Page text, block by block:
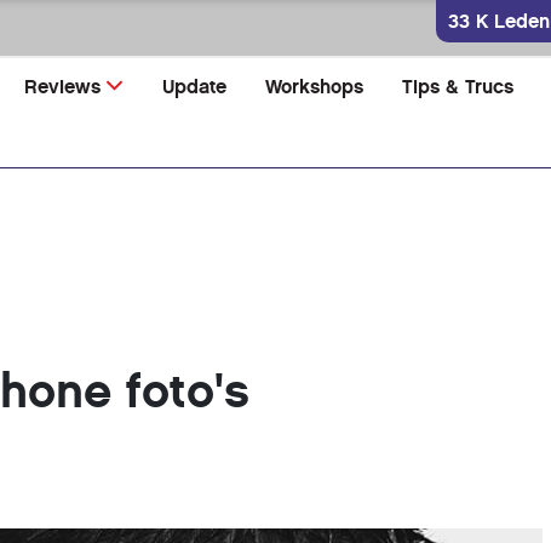
33 K Leden
Reviews Update Workshops Tips & Trucs
foto's